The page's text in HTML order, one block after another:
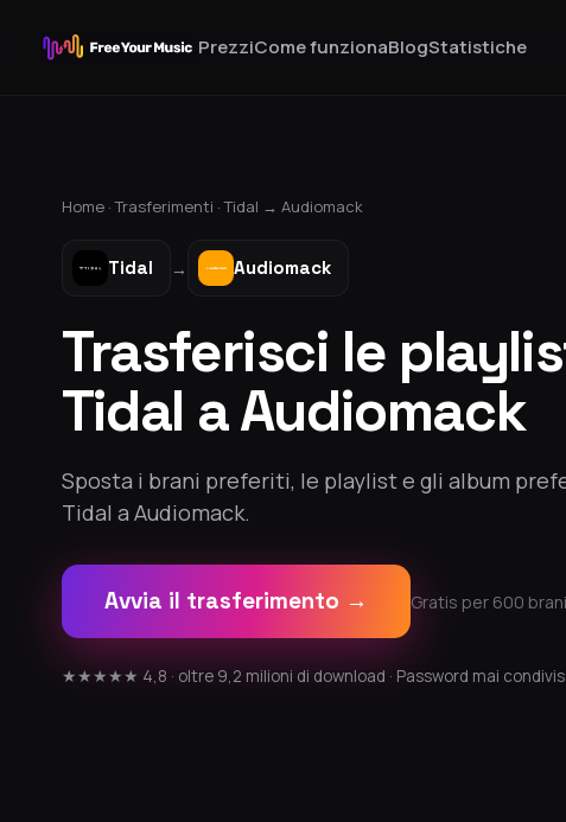
PrezziCome funzionaBlogStatistiche
Home ·Trasferimenti ·Tidal → Audiomack
Tidal → Audiomack
Trasferisci le
Tidal a Audiomack
Sposta i brani preferiti, le playlist e gli album
Tidal a Audiomack.
Avvia il trasferimento → Gratis per 600
★★★★★ 4,8 · oltre 9,2 milioni di download · Password mai